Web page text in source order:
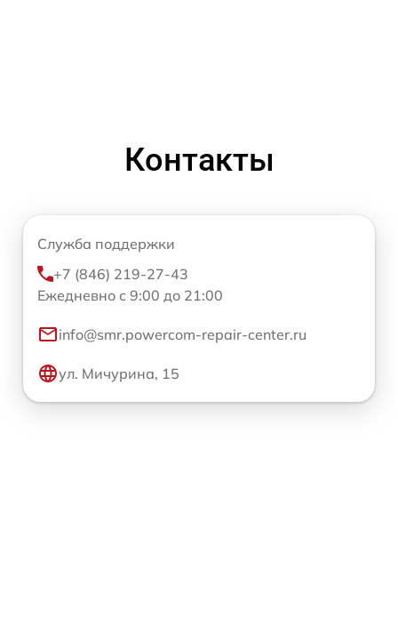
Контакты
Служба поддержки
+7 (846) 219-27-43
Ежедневно с 9:00 до 21:00
info@smr.powercom-repair-center.ru
ул. Мичурина, 15